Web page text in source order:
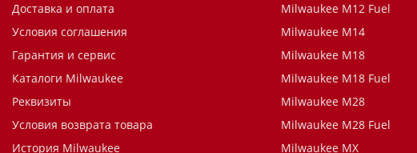
Доставка и оплата
Условия соглашения
Гарантия и сервис
Каталоги Milwaukee
Реквизиты
Условия возврата товара
История Milwaukee
Milwaukee M12 Fuel
Milwaukee M14
Milwaukee M18
Milwaukee M18 Fuel
Milwaukee M28
Milwaukee M28 Fuel
Milwaukee MX